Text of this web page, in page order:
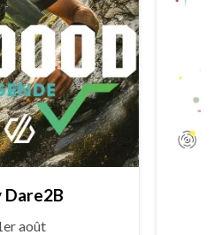
Dare2B
août